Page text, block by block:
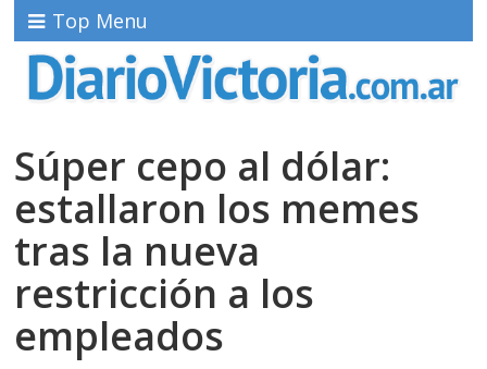
Top Menu
Súper cepo al dólar:
estallaron los memes
tras la nueva
restricción a los
empleados